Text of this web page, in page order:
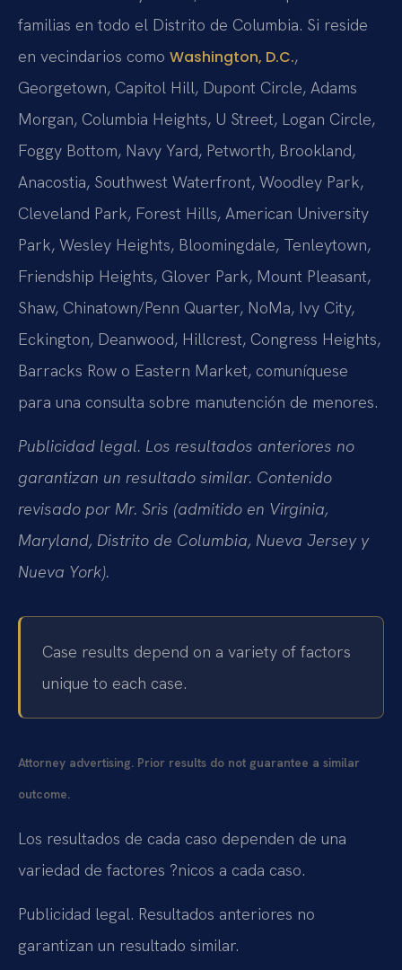
familias en todo el Distrito de Columbia. Si reside
en vecindarios como Washington, D.C.,
Georgetown, Capitol Hill, Dupont Circle, Adams
Morgan, Columbia Heights, U Street, Logan Circle,
Foggy Bottom, Navy Yard, Petworth, Brookland,
Anacostia, Southwest Waterfront, Woodley Park,
Cleveland Park, Forest Hills, American University
Park, Wesley Heights, Bloomingdale, Tenleytown,
Friendship Heights, Glover Park, Mount Pleasant,
Shaw, Chinatown/Penn Quarter, NoMa, Ivy City,
Eckington, Deanwood, Hillcrest, Congress Heights,
Barracks Row o Eastern Market, comuníquese
para una consulta sobre manutención de menores.
Publicidad legal. Los resultados anteriores no
garantizan un resultado similar. Contenido
revisado por Mr. Sris (admitido en Virginia,
Maryland, Distrito de Columbia, Nueva Jersey y
Nueva York).
Case results depend on a variety of factors
unique to each case.
Attorney advertising. Prior results do not guarantee a similar
outcome.
Los resultados de cada caso dependen de una
variedad de factores ?nicos a cada caso.
Publicidad legal. Resultados anteriores no
garantizan un resultado similar.